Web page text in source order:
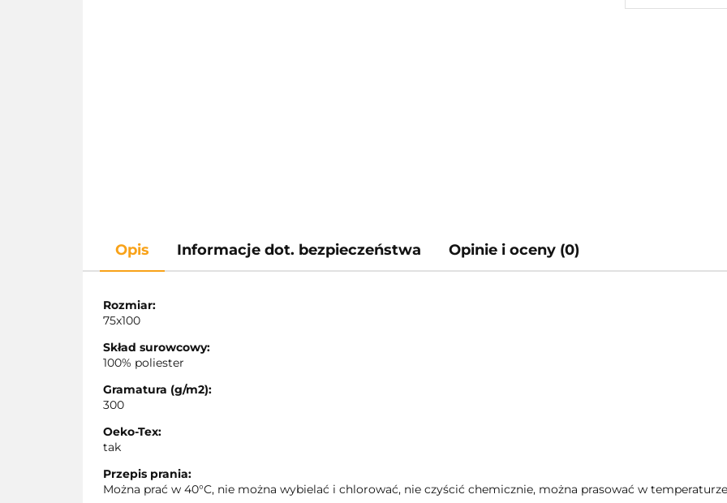
Opis Informacje dot. bezpieczeństwa Opinie i oceny (0)
Rozmiar:
75x100
Skład surowcowy:
100% poliester
Gramatura (g/m2):
300
Oeko-Tex:
tak
Przepis prania:
Można prać w 40°C, nie można wybielać i chlorować, nie czyścić chemicznie, można prasować w